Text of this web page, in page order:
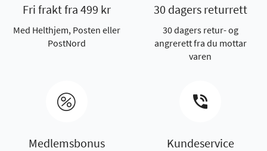
Fri frakt fra 499 kr
Med Helthjem, Posten eller
PostNord
30 dagers returrett
30 dagers retur- og
angrerett fra du mottar
varen
Medlemsbonus Kundeservice